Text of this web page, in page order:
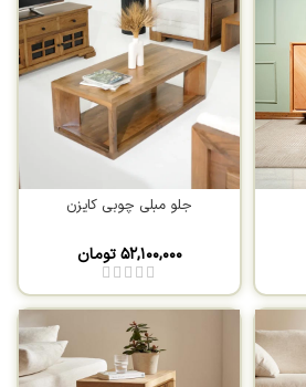
جلو مبلی چوبی کایزن
۵۲,۱۰۰,۰۰۰ تومان